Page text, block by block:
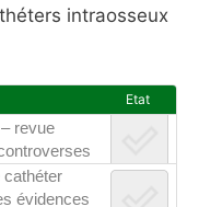
intraosseux
Etat
revue
cathéter
évidences